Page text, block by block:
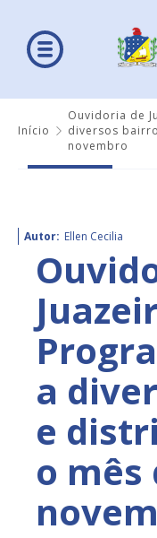
Início
Ouvidoria de
diversos
novembro
Autor: Ellen Cecilia
a
e
o mês